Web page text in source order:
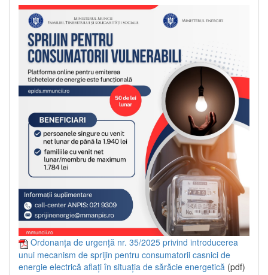
Ordonanța de urgență nr. 35/2025 privind introducerea
unui mecanism de sprijin pentru consumatorii casnici de
energie electrică aflați în situația de sărăcie energetică (pdf)